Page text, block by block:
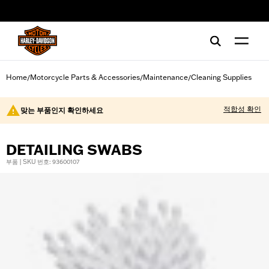
Home/Motorcycle Parts & Accessories/Maintenance/Cleaning Supplies
맞는 부품인지 확인하세요 적합성 확인
DETAILING SWABS
부품 | SKU 번호: 93600107